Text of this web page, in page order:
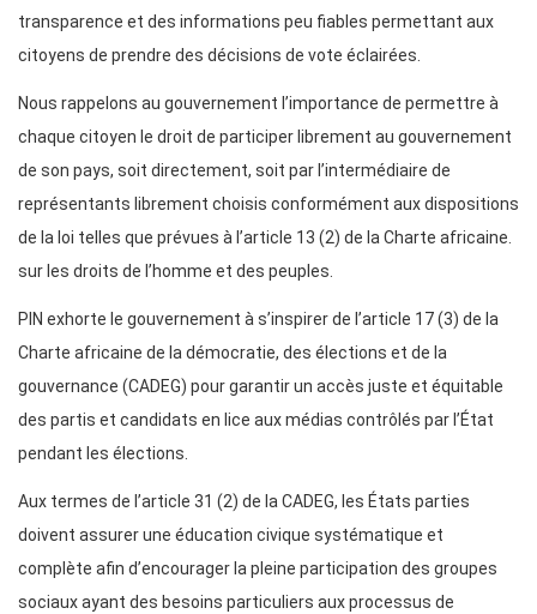
transparence et des informations peu fiables permettant aux
citoyens de prendre des décisions de vote éclairées.
Nous rappelons au gouvernement l’importance de permettre à
chaque citoyen le droit de participer librement au gouvernement
de son pays, soit directement, soit par l’intermédiaire de
représentants librement choisis conformément aux dispositions
de la loi telles que prévues à l’article 13 (2) de la Charte africaine.
sur les droits de l’homme et des peuples.
PIN exhorte le gouvernement à s’inspirer de l’article 17 (3) de la
Charte africaine de la démocratie, des élections et de la
gouvernance (CADEG) pour garantir un accès juste et équitable
des partis et candidats en lice aux médias contrôlés par l’État
pendant les élections.
Aux termes de l’article 31 (2) de la CADEG, les États parties
doivent assurer une éducation civique systématique et
complète afin d’encourager la pleine participation des groupes
sociaux ayant des besoins particuliers aux processus de